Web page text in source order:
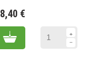
8,40 €
Add to cart